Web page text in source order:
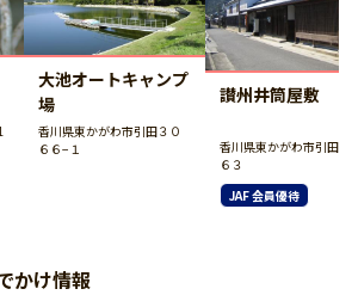
大池オートキャンプ
場
香川県東かがわ市引田３０
６６−１
讃州井筒屋敷
香川県東かがわ市引田２
６３
JAF 会員優待
かけ情報